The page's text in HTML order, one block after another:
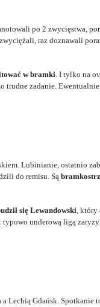
po 2 zwycięstwa,
raz doznawali
w bramki. I tylko na
trudne zadanie.
Lubinianie, ostatnio
do remisu. Są
się Lewandowski, który
typowo underową ligą
Lechią Gdańsk. Spotkanie